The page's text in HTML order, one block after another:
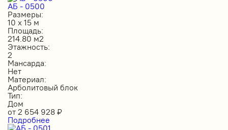
АБ - 0500
Размеры:
10 х 15 м
Площадь:
214.80 м2
Этажность:
2
Мансарда:
Нет
Материал:
Арболитовый блок
Тип:
Дом
от 2 654 928 ₽
Подробнее